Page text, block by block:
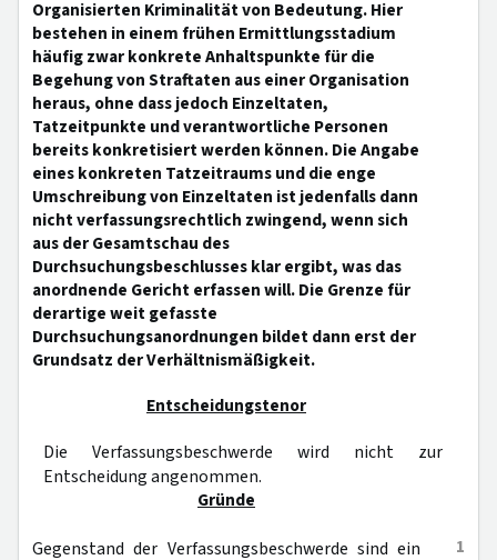
Organisierten Kriminalität von Bedeutung. Hier
bestehen in einem frühen Ermittlungsstadium
häufig zwar konkrete Anhaltspunkte für die
Begehung von Straftaten aus einer Organisation
heraus, ohne dass jedoch Einzeltaten,
Tatzeitpunkte und verantwortliche Personen
bereits konkretisiert werden können. Die Angabe
eines konkreten Tatzeitraums und die enge
Umschreibung von Einzeltaten ist jedenfalls dann
nicht verfassungsrechtlich zwingend, wenn sich
aus der Gesamtschau des
Durchsuchungsbeschlusses klar ergibt, was das
anordnende Gericht erfassen will. Die Grenze für
derartige weit gefasste
Durchsuchungsanordnungen bildet dann erst der
Grundsatz der Verhältnismäßigkeit.
Entscheidungstenor
Die Verfassungsbeschwerde wird nicht zur
Entscheidung angenommen.
Gründe
1
Gegenstand der Verfassungsbeschwerde sind ein